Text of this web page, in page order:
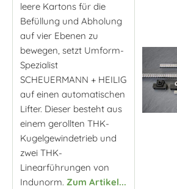
leere Kartons für die
Befüllung und Abholung
auf vier Ebenen zu
bewegen, setzt Umform-
Spezialist
SCHEUERMANN + HEILIG
auf einen automatischen
Lifter. Dieser besteht aus
einem gerollten THK-
Kugelgewindetrieb und
zwei THK-
Linearführungen von
Indunorm. Zum Artikel...